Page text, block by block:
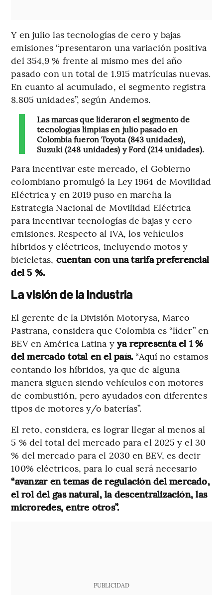
Y en julio las tecnologías de cero y bajas
emisiones “presentaron una variación positiva
del 354,9 % frente al mismo mes del año
pasado con un total de 1.915 matrículas nuevas.
En cuanto al acumulado, el segmento registra
8.805 unidades”, según Andemos.
Las marcas que lideraron el segmento de
tecnologías limpias en julio pasado en
Colombia fueron Toyota (843 unidades),
Suzuki (248 unidades) y Ford (214 unidades).
Para incentivar este mercado, el Gobierno
colombiano promulgó la Ley 1964 de Movilidad
Eléctrica y en 2019 puso en marcha la
Estrategia Nacional de Movilidad Eléctrica
para incentivar tecnologías de bajas y cero
emisiones. Respecto al IVA, los vehículos
híbridos y eléctricos, incluyendo motos y
bicicletas, cuentan con una tarifa preferencial
del 5 %.
La visión de la industria
El gerente de la División Motorysa, Marco
Pastrana, considera que Colombia es “líder” en
BEV en América Latina y ya representa el 1 %
del mercado total en el país. “Aquí no estamos
contando los híbridos, ya que de alguna
manera siguen siendo vehículos con motores
de combustión, pero ayudados con diferentes
tipos de motores y/o baterías”.
El reto, considera, es lograr llegar al menos al
5 % del total del mercado para el 2025 y el 30
% del mercado para el 2030 en BEV, es decir
100% eléctricos, para lo cual será necesario
“avanzar en temas de regulación del mercado,
el rol del gas natural, la descentralización, las
microredes, entre otros”.
PUBLICIDAD